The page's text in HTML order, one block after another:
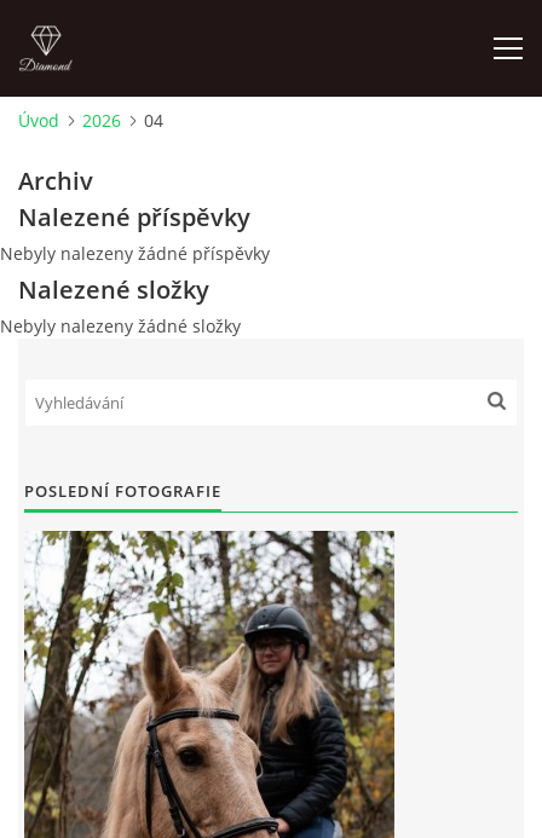
AKTUALITY
KONTAKT
FOTOALBUM
VIDEA
ODKAZY
NOVÝ PŘEKÁŽKOVÝ MATERIÁL
CENÍK SLUŽEB
Úvod 2026 04
Archiv
Nalezené příspěvky
Nebyly nalezeny žádné příspěvky
Nalezené složky
Nebyly nalezeny žádné složky
POSLEDNÍ FOTOGRAFIE